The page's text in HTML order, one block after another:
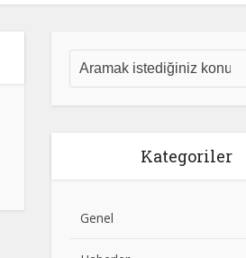
Kategoriler
Genel